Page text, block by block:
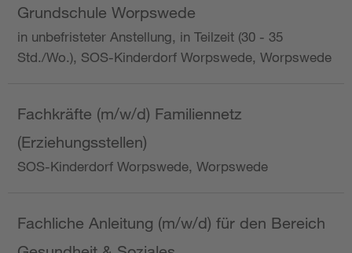
Grundschule Worpswede
in unbefristeter Anstellung, in Teilzeit (30 - 35
Std./Wo.), SOS-Kinderdorf Worpswede, Worpswede
Fachkräfte (m/w/d) Familiennetz
(Erziehungsstellen)
SOS-Kinderdorf Worpswede, Worpswede
Fachliche Anleitung (m/w/d) für den Bereich